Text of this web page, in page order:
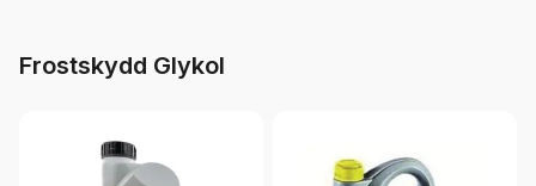
Frostskydd Glykol